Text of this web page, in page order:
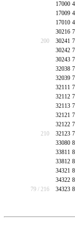
17000
17009
17010
30216
200
30241
30242
30243
32038
32039
32111
32112
32113
32121
32122
210
32123
33080
33811
33812
34321
34322
79 / 216
34323